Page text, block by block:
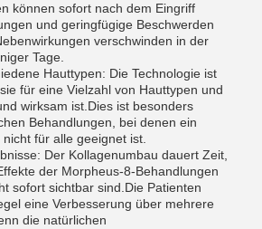
können sofort nach dem Eingriff
und geringfügige Beschwerden
verschwinden in der
Tage.
Hauttypen: Die Technologie ist
für eine Vielzahl von Hauttypen und
wirksam ist.Dies ist besonders
Behandlungen, bei denen ein
für alle geeignet ist.
Der Kollagenumbau dauert Zeit,
der Morpheus-8-Behandlungen
sofort sichtbar sind.Die Patienten
eine Verbesserung über mehrere
die natürlichen